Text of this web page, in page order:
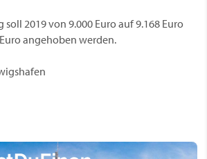
2019 von 9.000 Euro auf 9.168 Euro
angehoben werden.